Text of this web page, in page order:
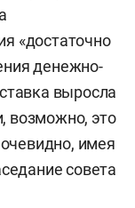
«достаточно
денежно-
выросла
возможно, это
имея
совета